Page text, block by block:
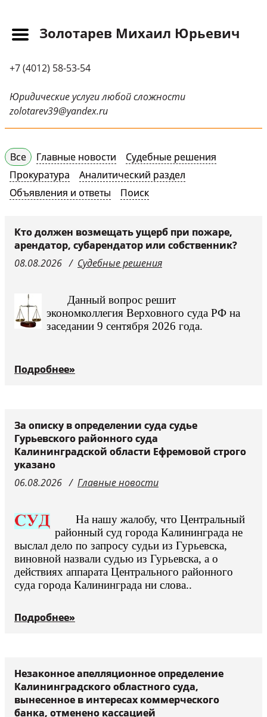
Прайс-лист
Новости
Обращения
Научные публикации
Контактная
Судебные решения
СМИ о нас
Золотарев Михаил Юрьевич
+7 (4012) 58-53-54
Юридические услуги любой сложности
zolotarev39@yandex.ru
Все Главные новости
Судебные решения
Прокуратура
Аналитический раздел
Объявления и ответы
Поиск
Кто должен возмещать ущерб при пожаре,
арендатор, субарендатор или собственник?
08.08.2026
Судебные решения
Данный вопрос решит
экономколлегия Верховного суда РФ на
заседании 9 сентября 2026 года.
Подробнее»
За описку в определении суда судье
Гурьевского районного суда
Калининградской области Ефремовой строго
указано
06.08.2026
Главные новости
На нашу жалобу, что Центральный
районный суд города Калининграда не
выслал дело по запросу судьи из Гурьевска,
виновной назвали судью из Гурьевска, а о
действиях аппарата Центрального районного
суда города Калининграда ни слова..
Подробнее»
Незаконное апелляционное определение
Калининградского областного суда,
вынесенное в интересах коммерческого
банка, отменено кассацией